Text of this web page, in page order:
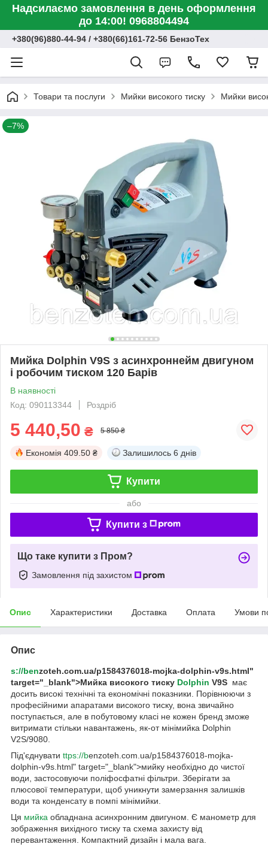
Надсилаємо замовлення в день оформлення
до 14:00! 0968804494
+380(96)880-44-94 / +380(66)161-72-56 БензоТех
Товари та послуги Мийки високого тиску Мийки
–7%
Мийка Dolphin V9S з асинхроннейм двигуном
і робочим тиском 120 Барів
В наявності
Код: 090113344
Роздріб
5 440,50 ₴ 5 850 ₴
Економія 409.50 ₴ Залишилось 6 днів
Купити
або
Купити з
Що таке купити з Пром?
Замовлення під захистом
Опис Характеристики Доставка Оплата Умови
Опис
s://benzoteh.com.ua/p1584376018-mojka-dolphin-v9s.html"
target="_blank">Мийка високого тиску Dolphin V9S має
досить високі технічні та економічні показники. Порівнюючи з
професійними апаратами високого тиску, вона звичайно
поступається, але в побутовому класі не кожен бренд зможе
витримати стільки навантажень, як-от мінімийка Dolphin
V2S/9080.
Під'єднувати ttps://benzoteh.com.ua/p1584376018-mojka-
dolphin-v9s.html" target="_blank">мийку необхідно до чистої
води, застосовуючи поліфосфатні фільтри. Зберігати за
плюсової температури, щоб уникнути замерзання залишків
води та конденсату в помпі мінімийки.
Ця мийка обладнана асинхронним двигуном. Є манометр для
зображення вихідного тиску та схема захисту від
перевантаження. Компактний дизайн і мала вага.